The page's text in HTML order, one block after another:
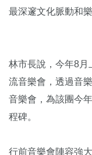
最深邃文化脈動和樂
林市長說，今年8月
流音樂會，透過音
音樂會，為該團今
程碑。
行前音樂會陣容強